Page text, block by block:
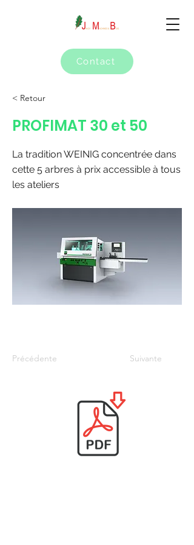
Contact
< Retour
PROFIMAT 30 et 50
La tradition WEINIG concentrée dans
cette 5 arbres à prix accessible à tous
les ateliers
Précédente Suivante